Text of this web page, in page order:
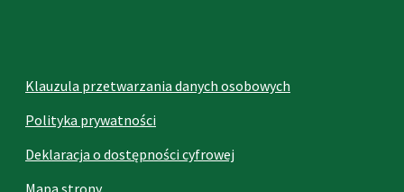
Klauzula przetwarzania danych osobowych
Polityka prywatności
Deklaracja o dostępności cyfrowej
Mapa strony